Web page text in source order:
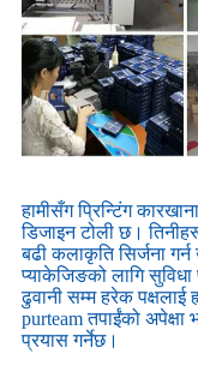
हामीसँग प्रिन्टिंग
डिजाइन टोली छ।
बढी कलाकृति सिर्जना
प्याकेजिङको लागि सुविधा
ढुवानी सम्म हरेक पक्षलाई
purteam तपाईंको अपेक्षा
प्रयास गर्नेछ।